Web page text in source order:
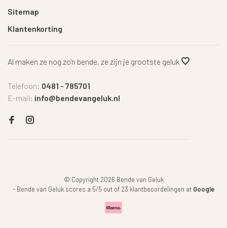
Sitemap
Klantenkorting
Al maken ze nog zo'n bende, ze zijn je grootste geluk
Telefoon: 0481 - 785701
E-mail: info@bendevangeluk.nl
© Copyright 2026 Bende van Geluk
- Bende van Geluk scores a 5/5 out of 23 klantbeoordelingen at Google